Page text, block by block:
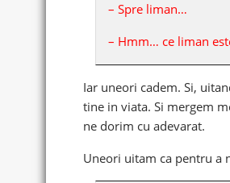
– Spre liman…
– Hmm… ce liman
Iar uneori cadem. Si,
tine in viata. Si mergem
ne dorim cu adevarat.
Uneori uitam ca pentru a